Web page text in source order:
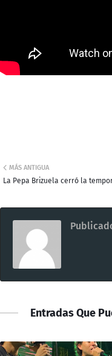
MÁS ANTIGUA
La Pepa Brizuela cerró la
Entradas Que